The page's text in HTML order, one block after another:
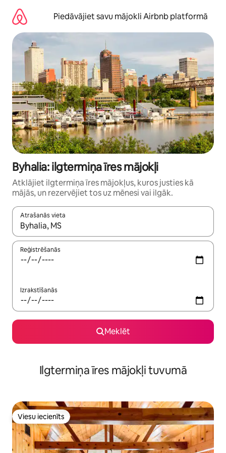
saturu
Piedāvājiet savu mājokli Airbnb platformā
Byhalia: ilgtermiņa īres mājokļi
Atklājiet ilgtermiņa īres mājokļus, kuros justies kā
mājās, un rezervējiet tos uz mēnesi vai ilgāk.
Atrašanās vieta
Kad rezultāti kļūs pieejami, izmantojiet bultiņu uz augšu un
Reģistrēšanās
Izrakstīšanās
Meklēt
Ilgtermiņa īres mājokļi tuvumā
Viesu iecienīts
Viesu iecienīts